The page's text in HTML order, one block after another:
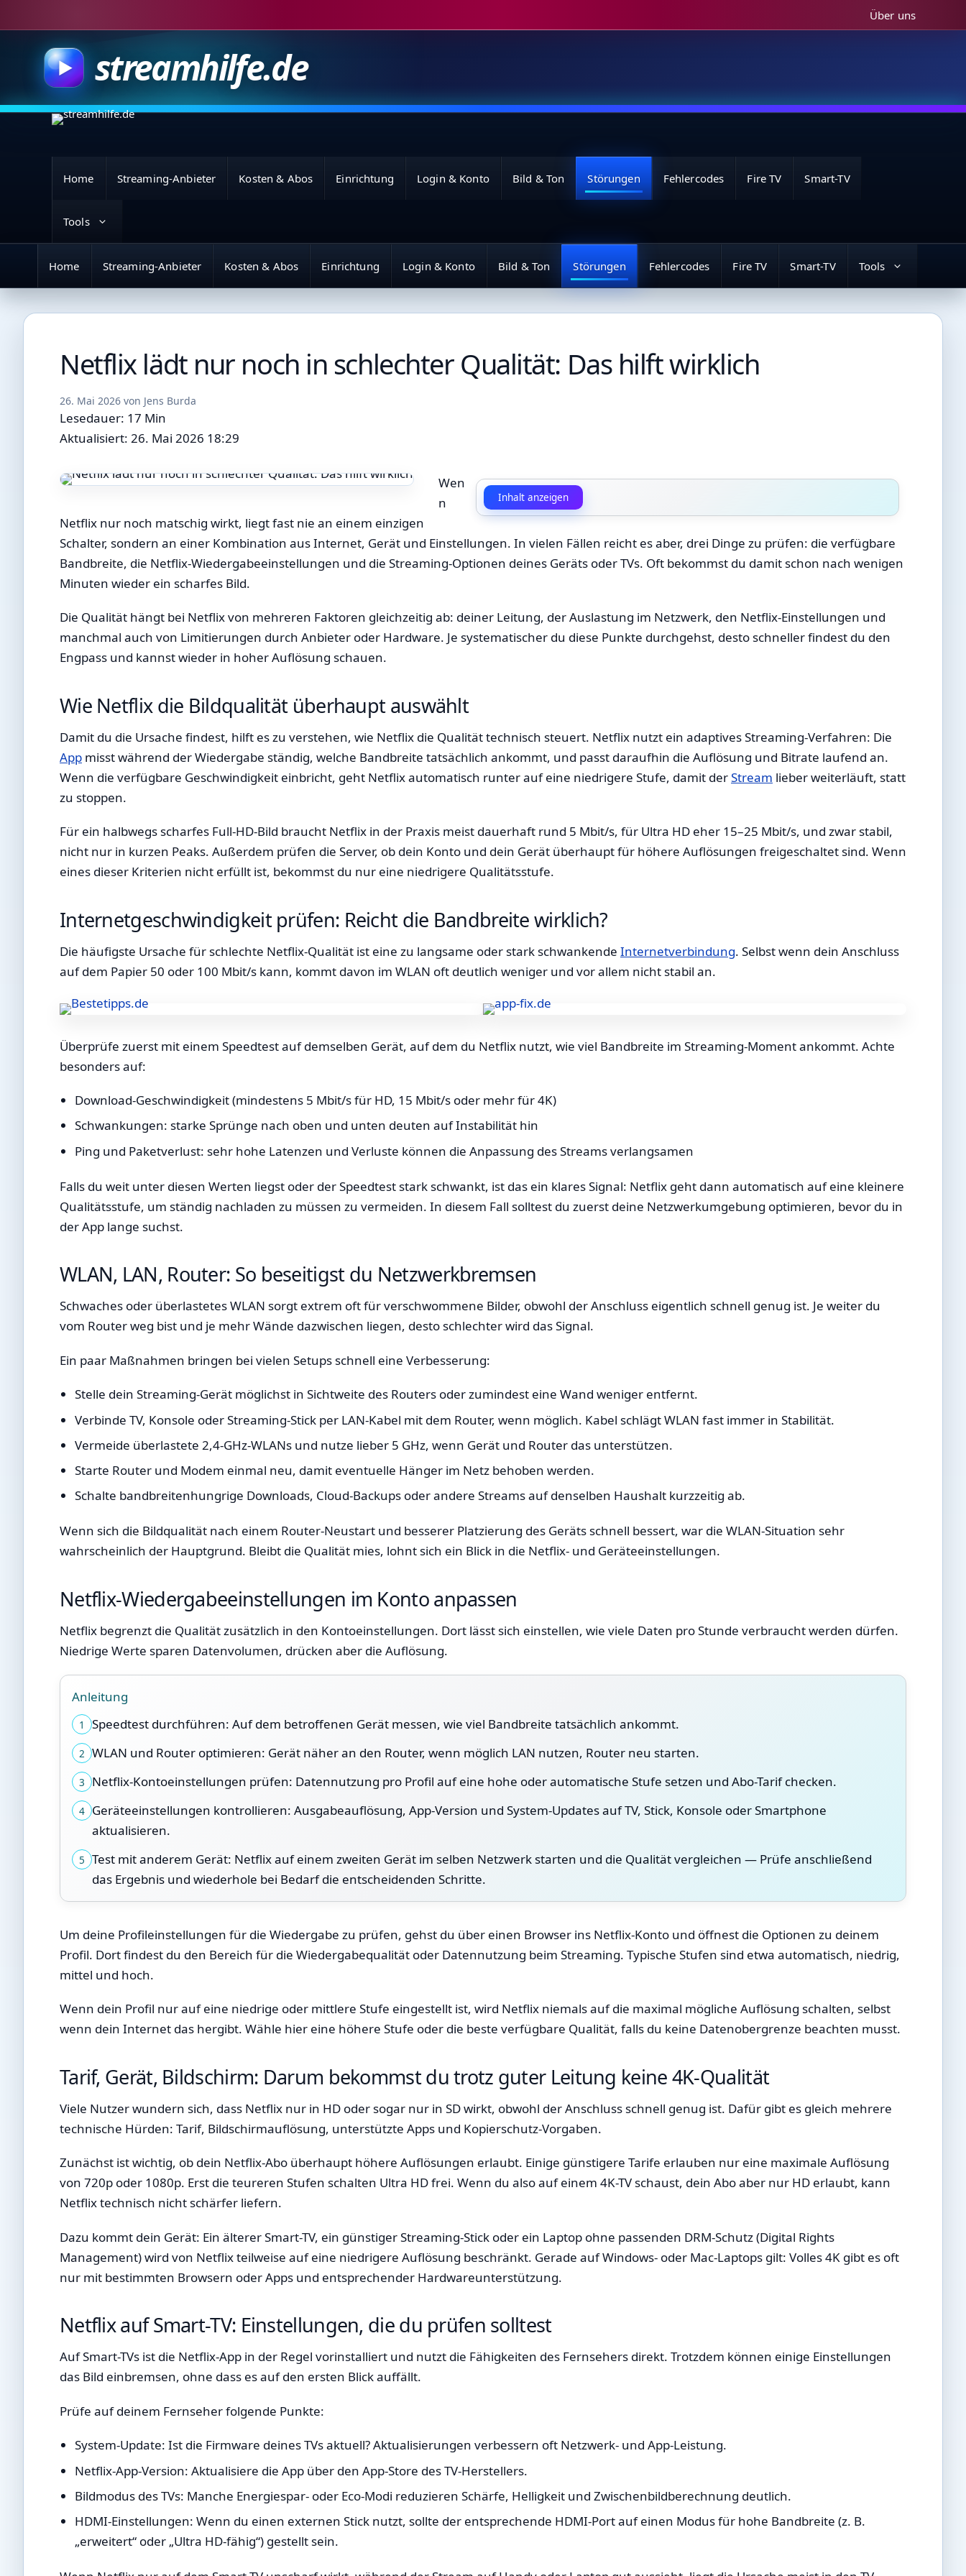
Inhalt
springen
Über uns
streamhilfe.de
Home Streaming-Anbieter Kosten & Abos Einrichtung Login & Konto Bild & Ton Störungen Fehlercodes Fire TV Smart-TV
Tools
Home Streaming-Anbieter Kosten & Abos Einrichtung Login & Konto Bild & Ton Störungen Fehlercodes Fire TV Smart-TV Tools
Netflix lädt nur noch in schlechter Qualität: Das hilft wirklich
26. Mai 2026 von Jens Burda
Lesedauer: 17 Min
Aktualisiert: 26. Mai 2026 18:29
Inhalt anzeigen
Wen
n
Netflix nur noch matschig wirkt, liegt fast nie an einem einzigen
Schalter, sondern an einer Kombination aus Internet, Gerät und Einstellungen. In vielen Fällen reicht es aber, drei Dinge zu prüfen: die verfügbare
Bandbreite, die Netflix-Wiedergabeeinstellungen und die Streaming-Optionen deines Geräts oder TVs. Oft bekommst du damit schon nach wenigen
Minuten wieder ein scharfes Bild.
Die Qualität hängt bei Netflix von mehreren Faktoren gleichzeitig ab: deiner Leitung, der Auslastung im Netzwerk, den Netflix-Einstellungen und
manchmal auch von Limitierungen durch Anbieter oder Hardware. Je systematischer du diese Punkte durchgehst, desto schneller findest du den
Engpass und kannst wieder in hoher Auflösung schauen.
Wie Netflix die Bildqualität überhaupt auswählt
Damit du die Ursache findest, hilft es zu verstehen, wie Netflix die Qualität technisch steuert. Netflix nutzt ein adaptives Streaming-Verfahren: Die
App misst während der Wiedergabe ständig, welche Bandbreite tatsächlich ankommt, und passt daraufhin die Auflösung und Bitrate laufend an.
Wenn die verfügbare Geschwindigkeit einbricht, geht Netflix automatisch runter auf eine niedrigere Stufe, damit derStream lieber weiterläuft, statt
zu stoppen.
Für ein halbwegs scharfes Full-HD-Bild braucht Netflix in der Praxis meist dauerhaft rund 5 Mbit/s, für Ultra HD eher 15–25 Mbit/s, und zwar stabil,
nicht nur in kurzen Peaks. Außerdem prüfen die Server, ob dein Konto und dein Gerät überhaupt für höhere Auflösungen freigeschaltet sind. Wenn
eines dieser Kriterien nicht erfüllt ist, bekommst du nur eine niedrigere Qualitätsstufe.
Internetgeschwindigkeit prüfen: Reicht die Bandbreite wirklich?
Die häufigste Ursache für schlechte Netflix-Qualität ist eine zu langsame oder stark schwankende Internetverbindung. Selbst wenn dein Anschluss
auf dem Papier 50 oder 100 Mbit/s kann, kommt davon im WLAN oft deutlich weniger und vor allem nicht stabil an.
Überprüfe zuerst mit einem Speedtest auf demselben Gerät, auf dem du Netflix nutzt, wie viel Bandbreite im Streaming-Moment ankommt. Achte
besonders auf:
Download-Geschwindigkeit (mindestens 5 Mbit/s für HD, 15 Mbit/s oder mehr für 4K)
Schwankungen: starke Sprünge nach oben und unten deuten auf Instabilität hin
Ping und Paketverlust: sehr hohe Latenzen und Verluste können die Anpassung des Streams verlangsamen
Falls du weit unter diesen Werten liegst oder der Speedtest stark schwankt, ist das ein klares Signal: Netflix geht dann automatisch auf eine kleinere
Qualitätsstufe, um ständig nachladen zu müssen zu vermeiden. In diesem Fall solltest du zuerst deine Netzwerkumgebung optimieren, bevor du in
der App lange suchst.
WLAN, LAN, Router: So beseitigst du Netzwerkbremsen
Schwaches oder überlastetes WLAN sorgt extrem oft für verschwommene Bilder, obwohl der Anschluss eigentlich schnell genug ist. Je weiter du
vom Router weg bist und je mehr Wände dazwischen liegen, desto schlechter wird das Signal.
Ein paar Maßnahmen bringen bei vielen Setups schnell eine Verbesserung:
Stelle dein Streaming-Gerät möglichst in Sichtweite des Routers oder zumindest eine Wand weniger entfernt.
Verbinde TV, Konsole oder Streaming-Stick per LAN-Kabel mit dem Router, wenn möglich. Kabel schlägt WLAN fast immer in Stabilität.
Vermeide überlastete 2,4-GHz-WLANs und nutze lieber 5 GHz, wenn Gerät und Router das unterstützen.
Starte Router und Modem einmal neu, damit eventuelle Hänger im Netz behoben werden.
Schalte bandbreitenhungrige Downloads, Cloud-Backups oder andere Streams auf denselben Haushalt kurzzeitig ab.
Wenn sich die Bildqualität nach einem Router-Neustart und besserer Platzierung des Geräts schnell bessert, war die WLAN-Situation sehr
wahrscheinlich der Hauptgrund. Bleibt die Qualität mies, lohnt sich ein Blick in die Netflix- und Geräteeinstellungen.
Netflix-Wiedergabeeinstellungen im Konto anpassen
Netflix begrenzt die Qualität zusätzlich in den Kontoeinstellungen. Dort lässt sich einstellen, wie viele Daten pro Stunde verbraucht werden dürfen.
Niedrige Werte sparen Datenvolumen, drücken aber die Auflösung.
Anleitung
1 Speedtest durchführen: Auf dem betroffenen Gerät messen, wie viel Bandbreite tatsächlich ankommt.
2 WLAN und Router optimieren: Gerät näher an den Router, wenn möglich LAN nutzen, Router neu starten.
3 Netflix-Kontoeinstellungen prüfen: Datennutzung pro Profil auf eine hohe oder automatische Stufe setzen und Abo-Tarif checken.
4 Geräteeinstellungen kontrollieren: Ausgabeauflösung, App-Version und System-Updates auf TV, Stick, Konsole oder Smartphone
aktualisieren.
5 Test mit anderem Gerät: Netflix auf einem zweiten Gerät im selben Netzwerk starten und die Qualität vergleichen — Prüfe anschließend
das Ergebnis und wiederhole bei Bedarf die entscheidenden Schritte.
Um deine Profileinstellungen für die Wiedergabe zu prüfen, gehst du über einen Browser ins Netflix-Konto und öffnest die Optionen zu deinem
Profil. Dort findest du den Bereich für die Wiedergabequalität oder Datennutzung beim Streaming. Typische Stufen sind etwa automatisch, niedrig,
mittel und hoch.
Wenn dein Profil nur auf eine niedrige oder mittlere Stufe eingestellt ist, wird Netflix niemals auf die maximal mögliche Auflösung schalten, selbst
wenn dein Internet das hergibt. Wähle hier eine höhere Stufe oder die beste verfügbare Qualität, falls du keine Datenobergrenze beachten musst.
Tarif, Gerät, Bildschirm: Darum bekommst du trotz guter Leitung keine 4K-Qualität
Viele Nutzer wundern sich, dass Netflix nur in HD oder sogar nur in SD wirkt, obwohl der Anschluss schnell genug ist. Dafür gibt es gleich mehrere
technische Hürden: Tarif, Bildschirmauflösung, unterstützte Apps und Kopierschutz-Vorgaben.
Zunächst ist wichtig, ob dein Netflix-Abo überhaupt höhere Auflösungen erlaubt. Einige günstigere Tarife erlauben nur eine maximale Auflösung
von 720p oder 1080p. Erst die teureren Stufen schalten Ultra HD frei. Wenn du also auf einem 4K-TV schaust, dein Abo aber nur HD erlaubt, kann
Netflix technisch nicht schärfer liefern.
Dazu kommt dein Gerät: Ein älterer Smart-TV, ein günstiger Streaming-Stick oder ein Laptop ohne passenden DRM-Schutz (Digital Rights
Management) wird von Netflix teilweise auf eine niedrigere Auflösung beschränkt. Gerade auf Windows- oder Mac-Laptops gilt: Volles 4K gibt es oft
nur mit bestimmten Browsern oder Apps und entsprechender Hardwareunterstützung.
Netflix auf Smart-TV: Einstellungen, die du prüfen solltest
Auf Smart-TVs ist die Netflix-App in der Regel vorinstalliert und nutzt die Fähigkeiten des Fernsehers direkt. Trotzdem können einige Einstellungen
das Bild einbremsen, ohne dass es auf den ersten Blick auffällt.
Prüfe auf deinem Fernseher folgende Punkte:
System-Update: Ist die Firmware deines TVs aktuell? Aktualisierungen verbessern oft Netzwerk- und App-Leistung.
Netflix-App-Version: Aktualisiere die App über den App-Store des TV-Herstellers.
Bildmodus des TVs: Manche Energiespar- oder Eco-Modi reduzieren Schärfe, Helligkeit und Zwischenbildberechnung deutlich.
HDMI-Einstellungen: Wenn du einen externen Stick nutzt, sollte der entsprechende HDMI-Port auf einen Modus für hohe Bandbreite (z. B.
„erweitert“ oder „Ultra HD-fähig“) gestellt sein.